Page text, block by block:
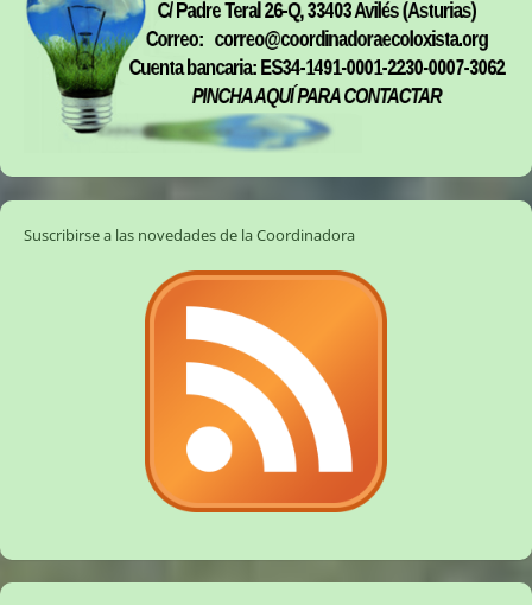
Suscribirse a las novedades de la Coordinadora